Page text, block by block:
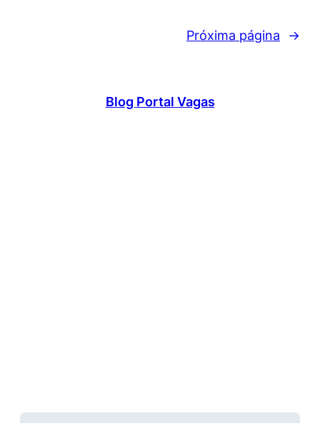
Próxima página →
Blog Portal Vagas